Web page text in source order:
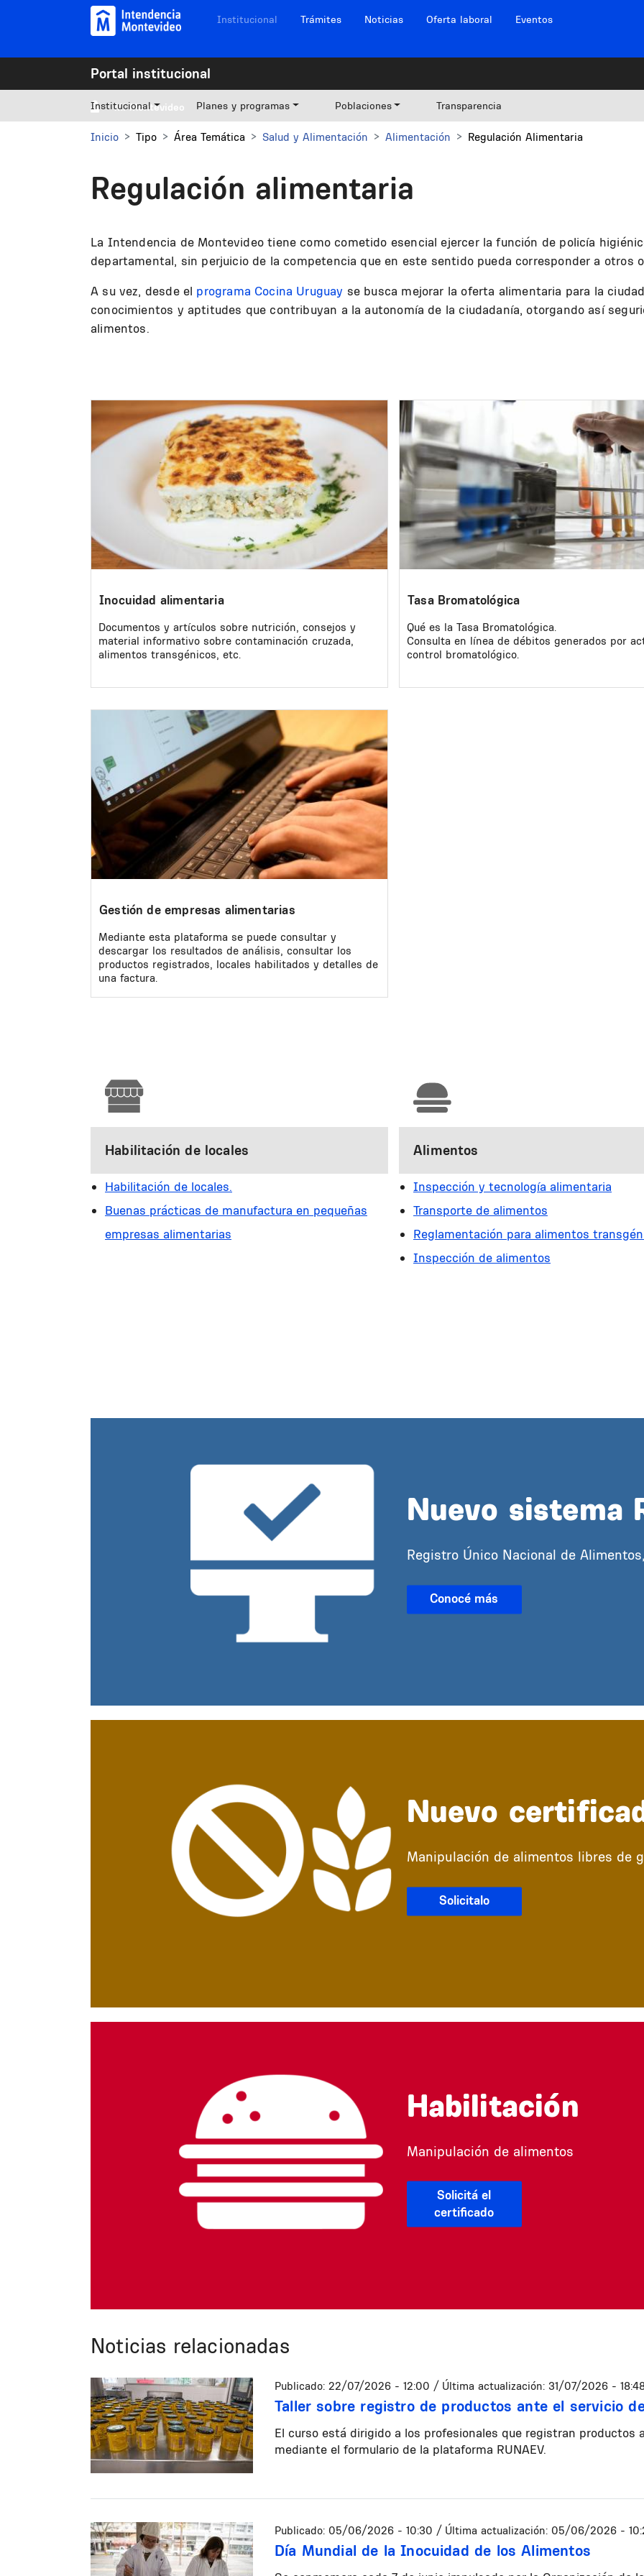
Pasar al contenido principal Navegación sitios
Institucional Trámites Noticias Oferta laboral Eventos
Portal institucional
Mi Montevideo
Institucional Planes y programas Poblaciones Transparencia
Inicio Tipo Área Temática Salud y Alimentación Alimentación Regulación Alimentaria
Regulación alimentaria
La Intendencia de Montevideo tiene como cometido esencial ejercer la función de policía
departamental, sin perjuicio de la competencia que en este sentido pueda corresponder a otros
A su vez, desde el programa Cocina Uruguay se busca mejorar la oferta alimentaria para la
conocimientos y aptitudes que contribuyan a la autonomía de la ciudadanía, otorgando así
alimentos.
Inocuidad alimentaria
Documentos y artículos sobre nutrición, consejos y
material informativo sobre contaminación cruzada,
alimentos transgénicos, etc.
Image
Tasa Bromatológica
Qué es la Tasa Bromatológica.
Consulta en línea de débitos generados por
control bromatológico.
Gestión de empresas alimentarias
Mediante esta plataforma se puede consultar y
descargar los resultados de análisis, consultar los
productos registrados, locales habilitados y detalles de
una factura.
Habilitación de locales
Habilitación de locales.
Buenas prácticas de manufactura en pequeñas
empresas alimentarias
Alimentos
Inspección y tecnología alimentaria
Transporte de alimentos
Reglamentación para alimentos
Inspección de alimentos
Nuevo sistema
Registro Único Nacional de
Conocé más
Nuevo
Manipulación de alimentos libres de
Solicitalo
Habilitación
Manipulación de alimentos
Solicitá el
certificado
Noticias relacionadas
Publicado: 22/07/2026 - 12:00 / Última actualización: 31/07/2026 -
Taller sobre registro de productos ante el servicio
El curso está dirigido a los profesionales que registran productos
mediante el formulario de la plataforma RUNAEV.
Publicado: 05/06/2026 - 10:30 / Última actualización: 05/06/2026 -
Día Mundial de la Inocuidad de los Alimentos